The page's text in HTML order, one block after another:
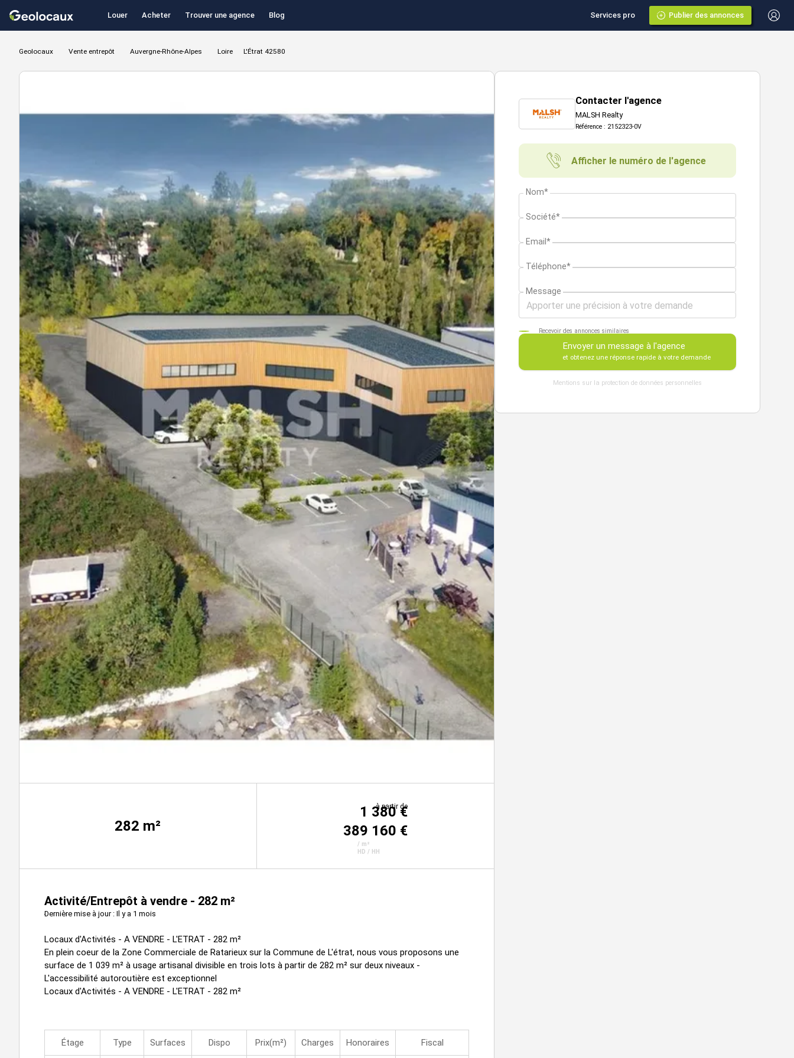
Louer Acheter Trouver une agence Blog Services pro Publier des annonces
Geolocaux Vente entrepôt Auvergne-Rhône-Alpes Loire L'Étrat 42580
282 m²
à partir de
1 380 €
389 160 €
/ m²
HD / HH
Activité/Entrepôt à vendre - 282 m²
Dernière mise à jour : Il y a 1 mois
Locaux d'Activités - A VENDRE - L'ETRAT - 282 m²
En plein coeur de la Zone Commerciale de Ratarieux sur la Commune de L'étrat, nous vous proposons une
surface de 1 039 m² à usage artisanal divisible en trois lots à partir de 282 m² sur deux niveaux -
L'accessibilité autoroutière est exceptionnel
Locaux d'Activités - A VENDRE - L'ETRAT - 282 m²
Étage Type Surfaces Dispo Prix(m²) Charges Honoraires Fiscal
Contacter l'agence
MALSH Realty
Référence : 2152323-0V
Afficher le numéro de l'agence
Nom*
Société*
Email*
Téléphone*
Message
Recevoir des annonces similaires
Envoyer un message à l'agence
et obtenez une réponse rapide à votre demande
Mentions sur la protection de données personnelles